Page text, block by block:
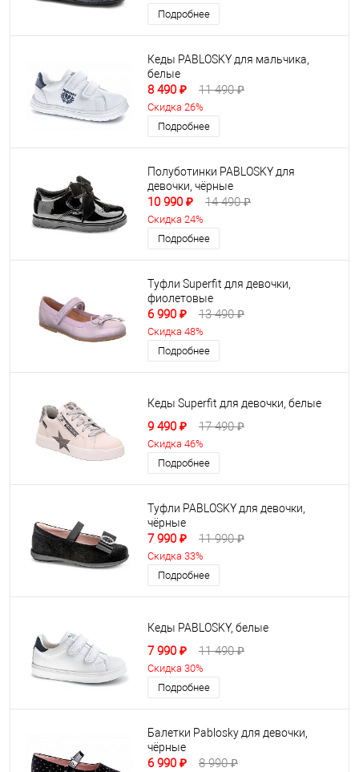
Подробнее
Кеды PABLOSKY для мальчика,
белые
8 490 ₽ 11 490 ₽
Скидка 26%
Подробнее
Полуботинки PABLOSKY для
девочки, чёрные
10 990 ₽ 14 490 ₽
Скидка 24%
Подробнее
Туфли Superfit для девочки,
фиолетовые
6 990 ₽ 13 490 ₽
Скидка 48%
Подробнее
Кеды Superfit для девочки, белые
9 490 ₽ 17 490 ₽
Скидка 46%
Подробнее
Туфли PABLOSKY для девочки,
чёрные
7 990 ₽ 11 990 ₽
Скидка 33%
Подробнее
Кеды PABLOSKY, белые
7 990 ₽ 11 490 ₽
Скидка 30%
Подробнее
Балетки Pablosky для девочки,
чёрные
6 990 ₽ 8 990 ₽